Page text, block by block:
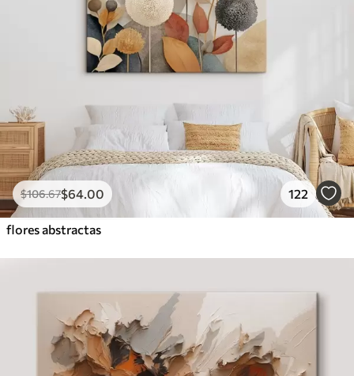
$106.67$64.00 122
flores abstractas